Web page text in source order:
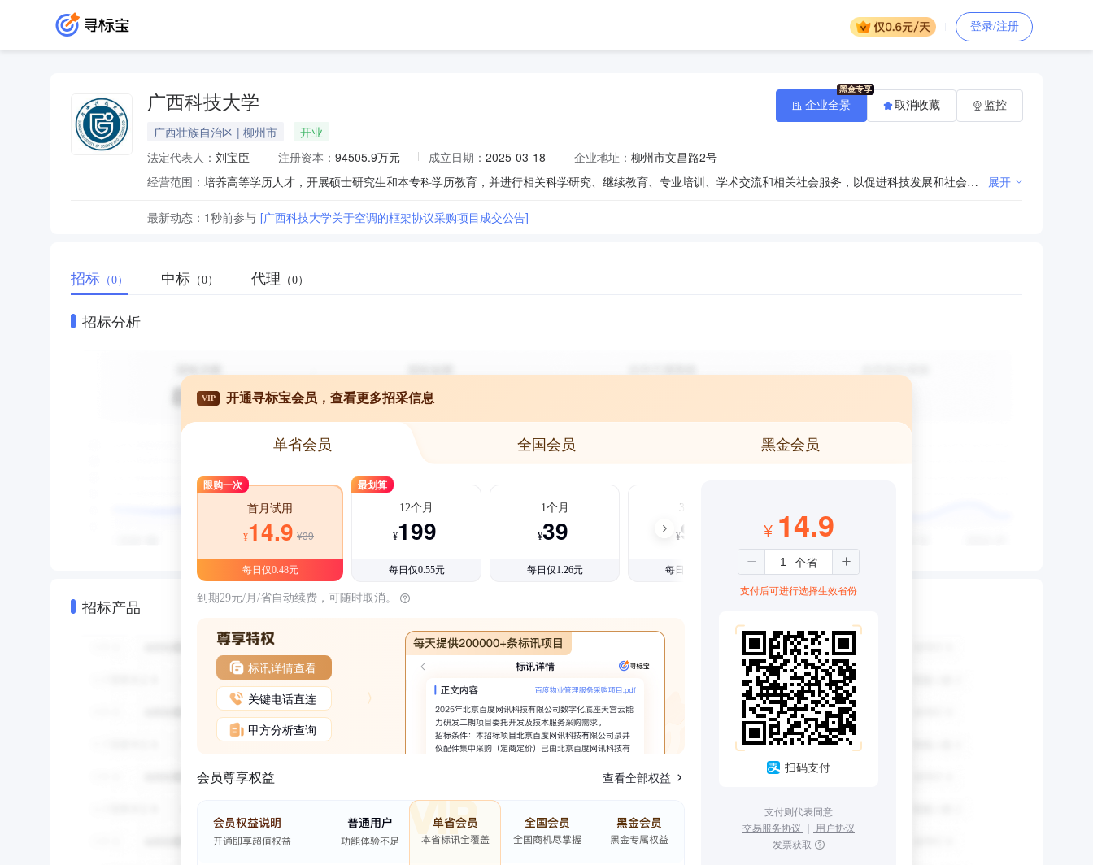
登录/注册
广西科技大学
广西壮族自治区 | 柳州市
开业
法定代表人： 刘宝臣 注册资本： 94505.9万元 成立日期： 2025-03-18 企业地址： 柳州市文昌路2号
经营范围：
培养高等学历人才，开展硕士研究生和本专科学历教育，并进行相关科学研究、继续教育、专业培训、学术交流和相关社会服务，以促进科技发展和社会进步。 展开
最新动态： 1秒前参与 [广西科技大学关于空调的框架协议采购项目成交公告]
企业全景 取消收藏 监控
招标 （0） 中标 （0） 代理 （0）
招标分析
招标产品
VIP 开通寻标宝会员，查看更多招采信息
单省会员 全国会员 黑金会员
限购一次
首月试用
¥14.9 ¥39
每日仅0.48元
最划算
12个月
¥199
每日仅0.55元
1个月
¥39
每日仅1.26元
3个月
¥99
每日仅1.08元
到期29元/月/省自动续费，可随时取消。
标讯详情查看
关键电话直连
甲方分析查询
会员尊享权益 查看全部权益
¥ 14.9
支付后可进行选择生效省份
扫码支付
支付则代表同意
交易服务协议 ｜ 用户协议
发票获取